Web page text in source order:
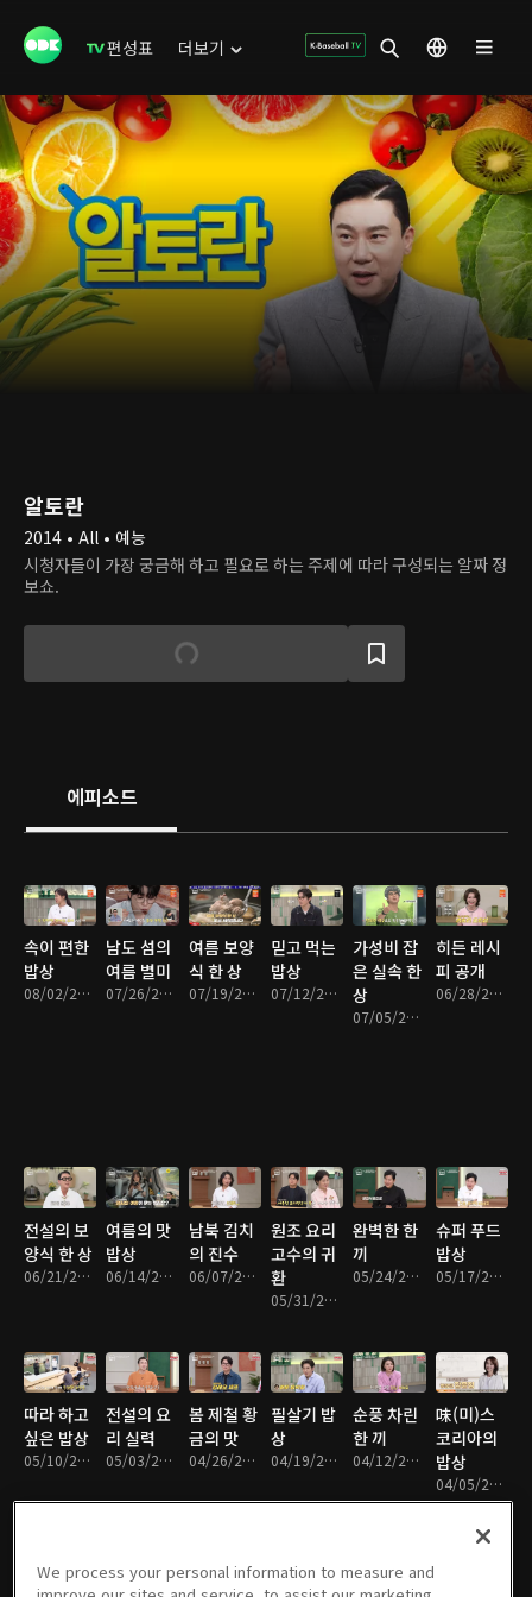
편성표 더보기
알토란
2014 • All • 예능
시청자들이 가장 궁금해 하고 필요로 하는 주제에 따라 구성되는 알짜 정
보쇼.
에피소드
속이 편한
밥상
08/02/2026 • 1시간 4분
남도 섬의
여름 별미
07/26/2026 • 1시간 4분
여름 보양
식 한 상
07/19/2026 • 1시간 3분
믿고 먹는
밥상
07/12/2026 • 1시간 4분
가성비 잡
은 실속 한
상
07/05/2026 • 1시간 4분
히든 레시
피 공개
06/28/2026 • 1시간 4분
전설의 보
양식 한 상
06/21/2026 • 1시간 3분
여름의 맛
밥상
06/14/2026 • 1시간 3분
남북 김치
의 진수
06/07/2026 • 1시간 4분
원조 요리
고수의 귀
환
05/31/2026 • 1시간 4분
완벽한 한
끼
05/24/2026 • 1시간 4분
슈퍼 푸드
밥상
05/17/2026 • 1시간 4분
따라 하고
싶은 밥상
05/10/2026 • 1시간 3분
전설의 요
리 실력
05/03/2026 • 1시간 4분
봄 제철 황
금의 맛
04/26/2026 • 1시간 4분
필살기 밥
상
04/19/2026 • 1시간 4분
순풍 차린
한 끼
04/12/2026 • 1시간 4분
味(미)스
코리아의
밥상
04/05/2026 • 1시간 3분
We process your personal information to measure and